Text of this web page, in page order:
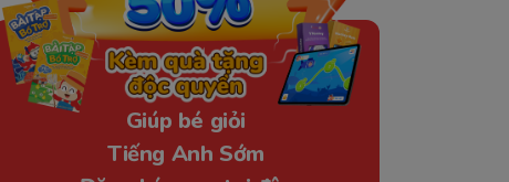
Giúp bé giỏi
Tiếng Anh Sớm